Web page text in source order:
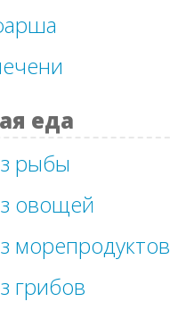
еда
рыбы
овощей
морепродуктов
грибов